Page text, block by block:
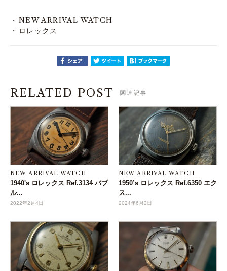
NEW ARRIVAL WATCH
ロレックス
RELATED POST 関連記事
NEW ARRIVAL WATCH
1940's ロレックス Ref.3134 バブ
ル...
2022年2月4日
NEW ARRIVAL WATCH
1950’s ロレックス Ref.6350 エク
ス...
2024年6月2日